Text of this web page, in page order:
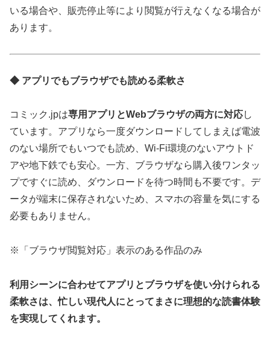
いる場合や、販売停止等により閲覧が行えなくなる場合が
あります。
◆ アプリでもブラウザでも読める柔軟さ
コミック.jpは専用アプリとWebブラウザの両方に対応し
ています。アプリなら一度ダウンロードしてしまえば電波
のない場所でもいつでも読め、Wi-Fi環境のないアウトド
アや地下鉄でも安心。一方、ブラウザなら購入後ワンタッ
プですぐに読め、ダウンロードを待つ時間も不要です。デ
ータが端末に保存されないため、スマホの容量を気にする
必要もありません。
※「ブラウザ閲覧対応」表示のある作品のみ
利用シーンに合わせてアプリとブラウザを使い分けられる
柔軟さは、忙しい現代人にとってまさに理想的な読書体験
を実現してくれます。